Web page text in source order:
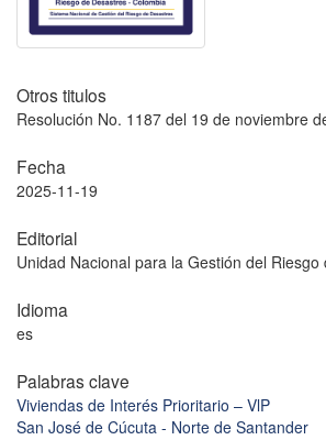
Otros titulos
Resolución No. 1187 del 19 de noviembre
Fecha
2025-11-19
Editorial
Unidad Nacional para la Gestión del Riesgo
Idioma
es
Palabras clave
Viviendas de Interés Prioritario – VlP
San José de Cúcuta - Norte de Santander